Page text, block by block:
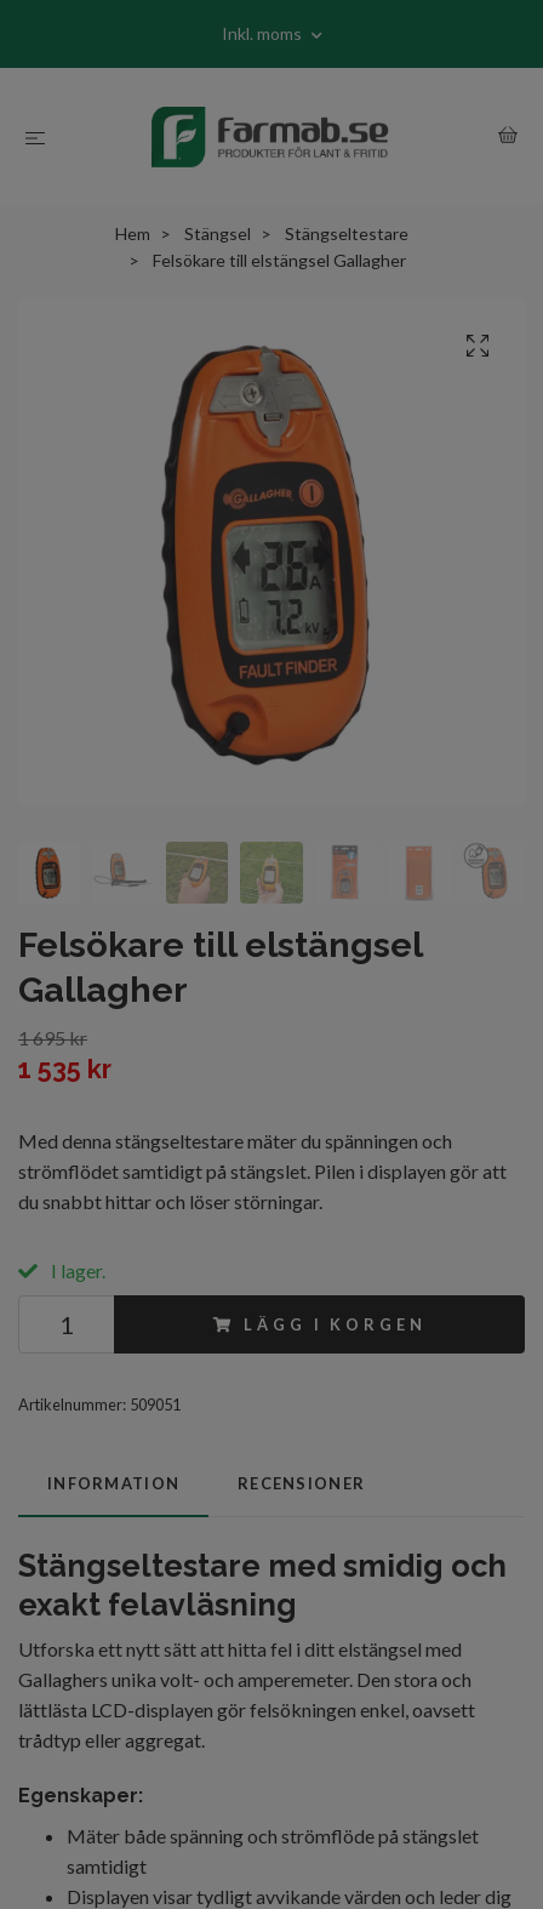
Inkl. moms
Hem Stängsel
Stängseltestare
Felsökare till elstängsel Gallagher
Felsökare till elstängsel
Gallagher
1 695 kr
1 535 kr
Med denna stängseltestare mäter du spänningen och
strömflödet samtidigt på stängslet. Pilen i displayen gör att
du snabbt hittar och löser störningar.
I lager.
LÄGG I KORGEN
Artikelnummer: 509051
INFORMATION RECENSIONER
Stängseltestare med smidig och
exakt felavläsning
Utforska ett nytt sätt att hitta fel i ditt elstängsel med
Gallaghers unika volt- och amperemeter. Den stora och
lättlästa LCD-displayen gör felsökningen enkel, oavsett
trådtyp eller aggregat.
Egenskaper:
Mäter både spänning och strömflöde på stängslet
samtidigt
Displayen visar tydligt avvikande värden och leder dig